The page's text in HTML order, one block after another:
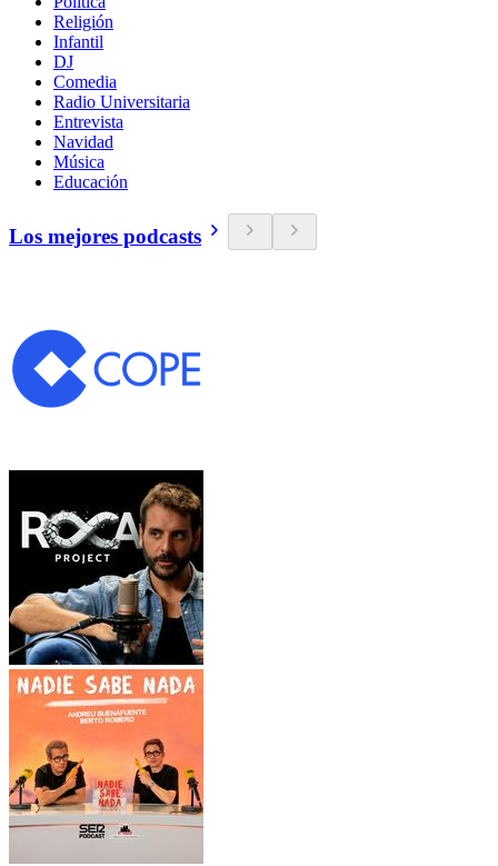
Religión
Infantil
DJ
Comedia
Radio Universitaria
Entrevista
Navidad
Música
Educación
Los mejores podcasts